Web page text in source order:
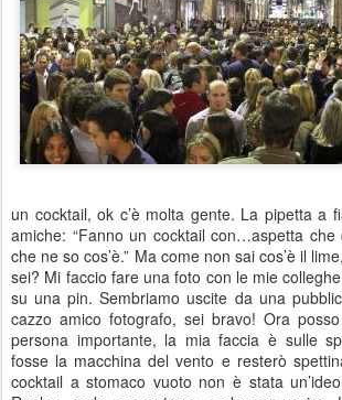
un cocktail, ok c’è molta gente. La pipetta a
amiche: “Fanno un cocktail con…aspetta che
che ne so cos’è.” Ma come non sai cos’è il
sei? Mi faccio fare una foto con le mie
su una pin. Sembriamo uscite da una
cazzo amico fotografo, sei bravo! Ora
persona importante, la mia faccia è sulle
fosse la macchina del vento e resterò
cocktail a stomaco vuoto non è stata